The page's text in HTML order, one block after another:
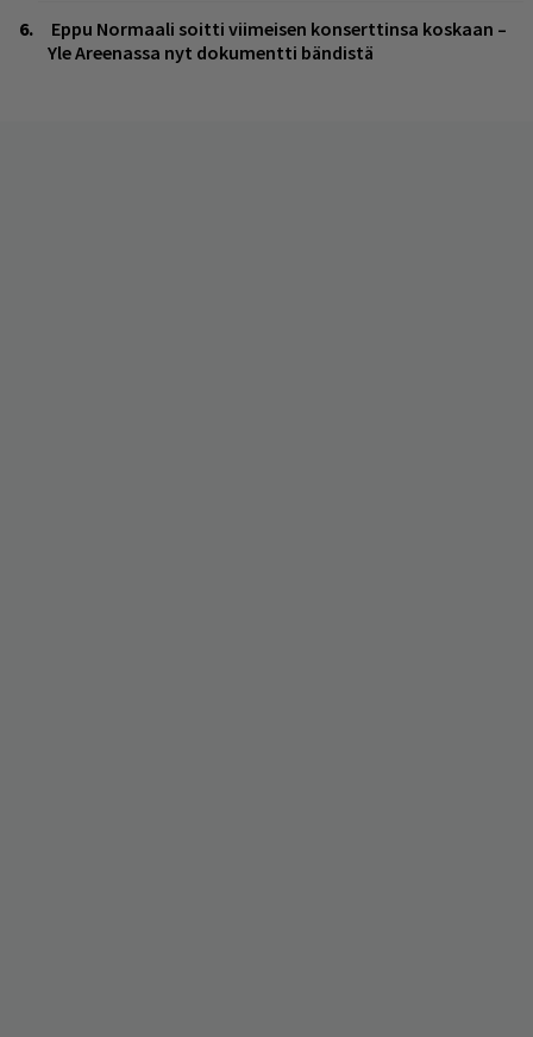
Eppu Normaali soitti viimeisen konserttinsa koskaan –
Yle Areenassa nyt dokumentti bändistä